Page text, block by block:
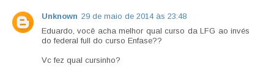
Unknown 29 de maio de 2014 às 23:48
Eduardo, você acha melhor qual curso da LFG ao invés
do federal full do curso Enfase??
Vc fez qual cursinho?